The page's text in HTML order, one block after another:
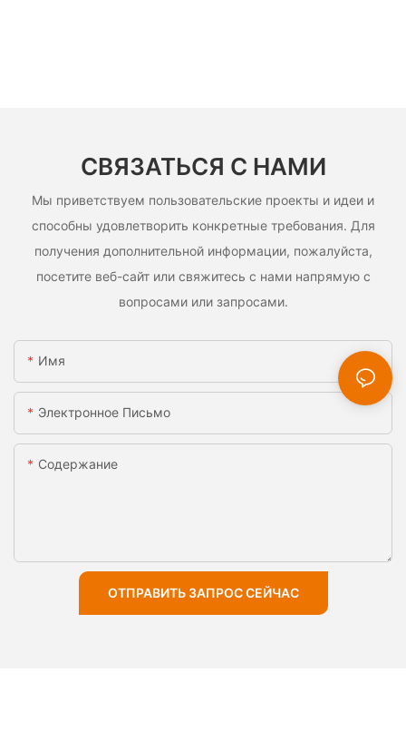
СВЯЗАТЬСЯ С НАМИ
Мы приветствуем пользовательские проекты и идеи и
способны удовлетворить конкретные требования. Для
получения дополнительной информации, пожалуйста,
посетите веб-сайт или свяжитесь с нами напрямую с
вопросами или запросами.
Имя
Электронное Письмо
Содержание
ОТПРАВИТЬ ЗАПРОС СЕЙЧАС